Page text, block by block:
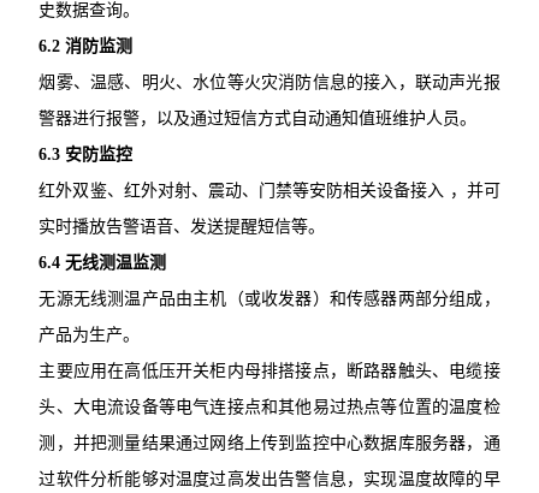
史数据查询。
6.2 消防监测
烟雾、温感、明火、水位等火灾消防信息的接入，联动声光报
警器进行报警，以及通过短信方式自动通知值班维护人员。
6.3 安防监控
红外双鉴、红外对射、震动、门禁等安防相关设备接入 ，并可
实时播放告警语音、发送提醒短信等。
6.4 无线测温监测
无源无线测温产品由主机（或收发器）和传感器两部分组成，
产品为生产。
主要应用在高低压开关柜内母排搭接点，断路器触头、电缆接
头、大电流设备等电气连接点和其他易过热点等位置的温度检
测，并把测量结果通过网络上传到监控中心数据库服务器，通
过软件分析能够对温度过高发出告警信息，实现温度故障的早